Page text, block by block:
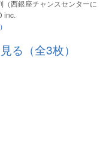
（西銀座チャンスセンターに
inc.
る（全3枚）